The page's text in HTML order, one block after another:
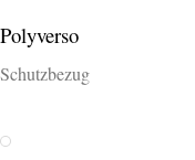
Polyverso
Schutzbezug
Weiss